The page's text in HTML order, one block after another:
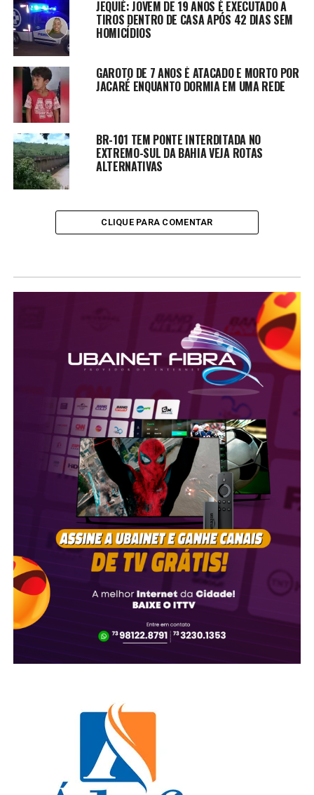
JEQUIÉ: JOVEM DE 19 ANOS É EXECUTADO A
TIROS DENTRO DE CASA APÓS 42 DIAS SEM
HOMICÍDIOS
GAROTO DE 7 ANOS É ATACADO E MORTO POR
JACARÉ ENQUANTO DORMIA EM UMA REDE
BR-101 TEM PONTE INTERDITADA NO
EXTREMO-SUL DA BAHIA VEJA ROTAS
ALTERNATIVAS
CLIQUE PARA COMENTAR